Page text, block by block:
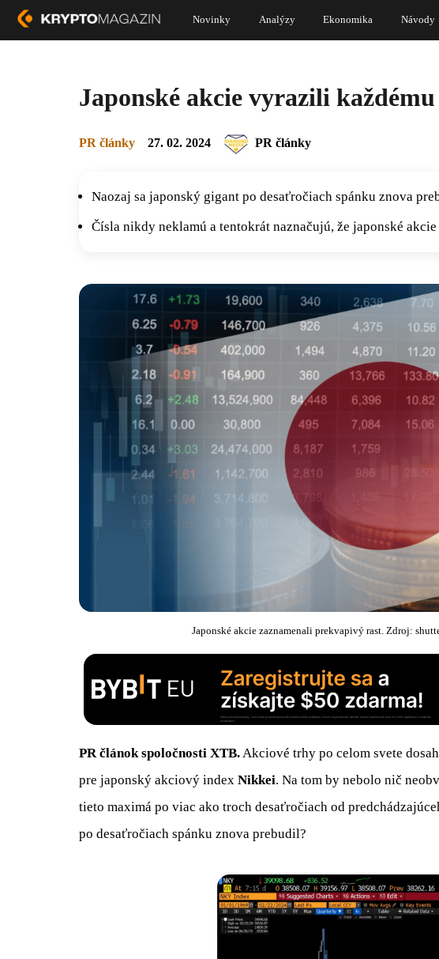
Novinky Analýzy Ekonomika Návody
Japonské akcie vyrazili
PR články 27. 02. 2024 PR články
Naozaj sa japonský gigant po desaťročiach spánku znova
Čísla nikdy neklamú a tentokrát naznačujú, že japonské
Japonské akcie zaznamenali prekvapivý rast. Zdroj:
PR článok spoločnosti XTB.Akciové trhy po celom svete
pre japonský akciový index Nikkei. Na tom by nebolo nič
tieto maximá po viac ako troch desaťročiach od
po desaťročiach spánku znova prebudil?